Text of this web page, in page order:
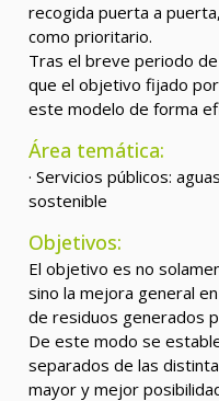
recogida puerta a
como prioritario.
Tras el breve periodo
que el objetivo fijado
este modelo de forma
Área temática:
· Servicios públicos:
sostenible
Objetivos:
El objetivo es no
sino la mejora general
de residuos generados
De este modo se
separados de las
mayor y mejor